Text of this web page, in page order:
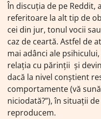
În discuția de pe
referitoare la alt tip de
cei din jur, tonul vocii
caz de ceartă. Astfel de
mai adânci ale
relația cu părinții și
dacă la nivel conștient
comportamente (vă
niciodată?”), în situații
reproducem.